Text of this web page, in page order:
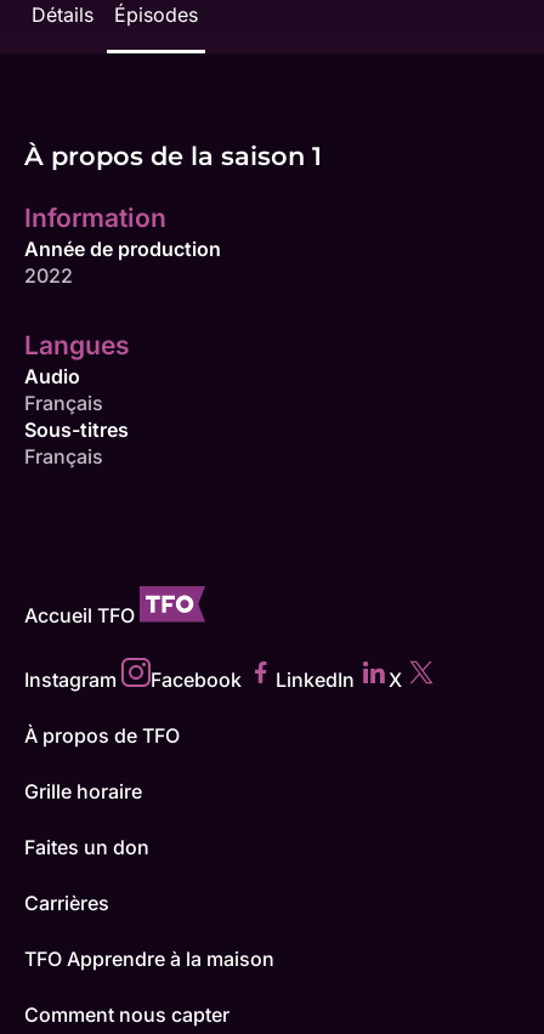
Détails Épisodes
À propos de la saison 1
Information
Année de production
2022
Langues
Audio
Français
Sous-titres
Français
Accueil TFO
Instagram Facebook LinkedIn X
À propos de TFO
Grille horaire
Faites un don
Carrières
TFO Apprendre à la maison
Comment nous capter